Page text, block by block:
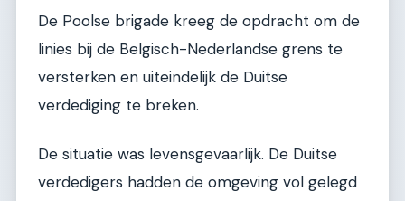
De Poolse brigade kreeg de opdracht om de
linies bij de Belgisch-Nederlandse grens te
versterken en uiteindelijk de Duitse
verdediging te breken.
De situatie was levensgevaarlijk. De Duitse
verdedigers hadden de omgeving vol gelegd